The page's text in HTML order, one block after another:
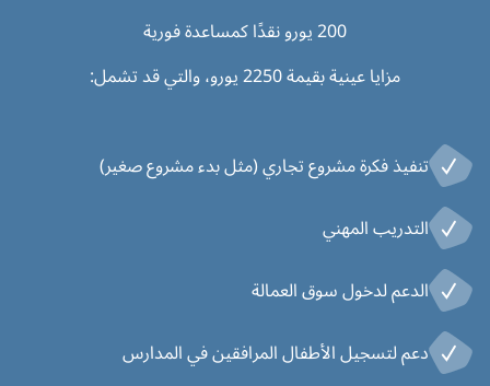
200 يورو نقدًا كمساعدة فورية
مزايا عينية بقيمة 2250 يورو، والتي قد تشمل:
تنفيذ فكرة مشروع تجاري (مثل بدء مشروع صغير)
التدريب المهني
الدعم لدخول سوق العمالة
دعم لتسجيل الأطفال المرافقين في المدارس